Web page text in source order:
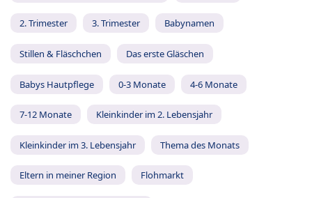
2. Trimester 3. Trimester Babynamen
Stillen & Fläschchen Das erste Gläschen
Babys Hautpflege 0-3 Monate 4-6 Monate
7-12 Monate Kleinkinder im 2. Lebensjahr
Kleinkinder im 3. Lebensjahr Thema des Monats
Eltern in meiner Region Flohmarkt